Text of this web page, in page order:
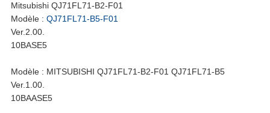
Mitsubishi QJ71FL71-B2-F01
Modèle : QJ71FL71-B5-F01
Ver.2.00.
10BASE5
Modèle : MITSUBISHI QJ71FL71-B2-F01 QJ71FL71-B5
Ver.1.00.
10BAASE5